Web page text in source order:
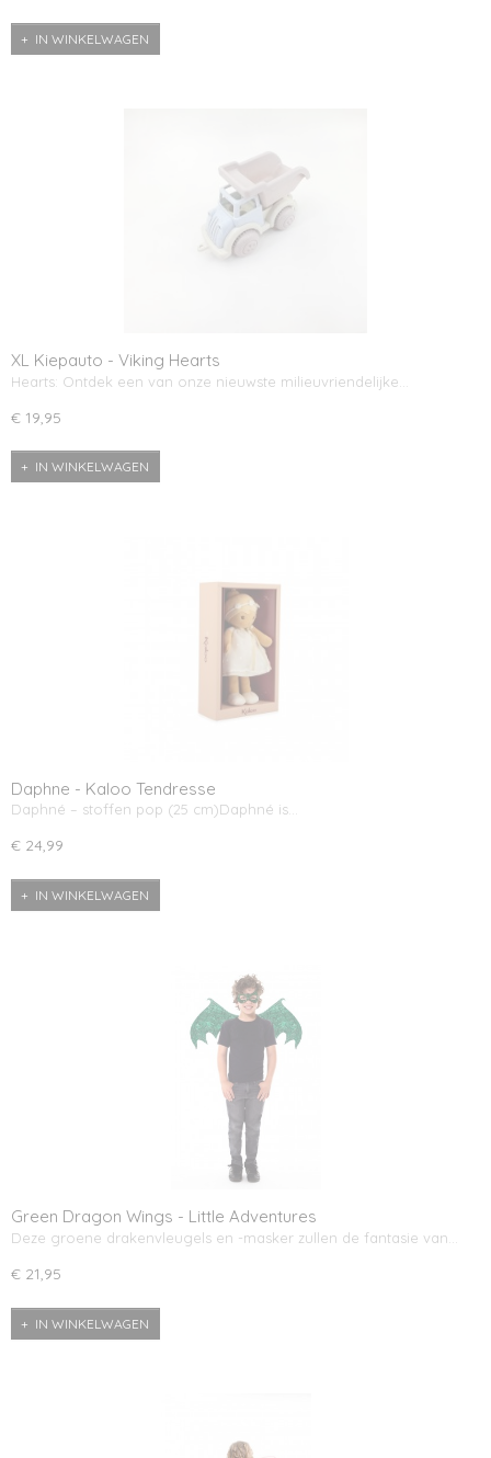
IN WINKELWAGEN
XL Kiepauto - Viking Hearts
Hearts: Ontdek een van onze nieuwste milieuvriendelijke…
€ 19,95
IN WINKELWAGEN
Daphne - Kaloo Tendresse
Daphné – stoffen pop (25 cm)Daphné is…
€ 24,99
IN WINKELWAGEN
Green Dragon Wings - Little Adventures
Deze groene drakenvleugels en -masker zullen de fantasie van…
€ 21,95
IN WINKELWAGEN